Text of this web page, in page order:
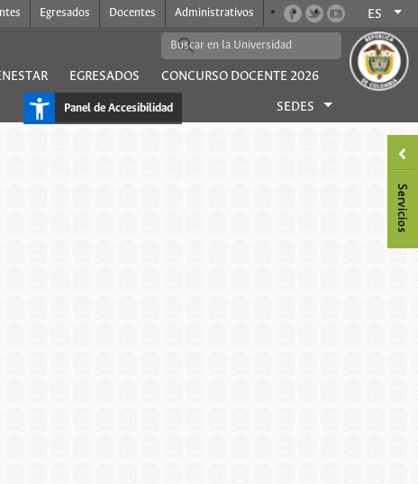
Egresados Docentes Administrativos ES
EGRESADOS CONCURSO DOCENTE 2026
SEDES
Panel de Accesibilidad